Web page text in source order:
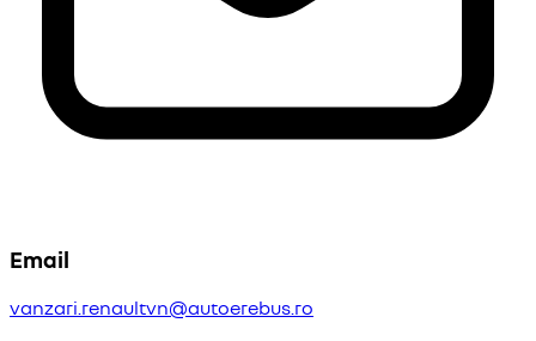
Email
vanzari.renaultvn@autoerebus.ro